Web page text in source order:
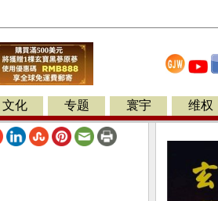
文化 专题 寰宇 维权